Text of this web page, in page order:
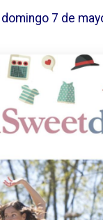
7 de